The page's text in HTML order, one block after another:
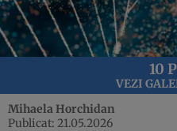
10
VEZI
Mihaela Horchidan
Publicat: 21.05.2026